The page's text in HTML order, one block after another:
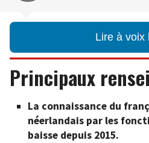
Lire à voix
Principaux
La connaissance du
néerlandais par les
baisse depuis 2015.